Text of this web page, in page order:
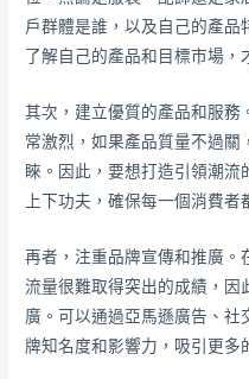
戶群體是誰，以及自己的產品
了解自己的產品和目標市場，
其次，建立優質的產品和服務
常激烈，如果產品質量不過
睞。因此，要想打造引領潮
上下功夫，確保每一個消費者
再者，注重品牌宣傳和推廣。
流量很難取得突出的成績，因
廣。可以通過亞馬遜廣告、社
牌知名度和影響力，吸引更多